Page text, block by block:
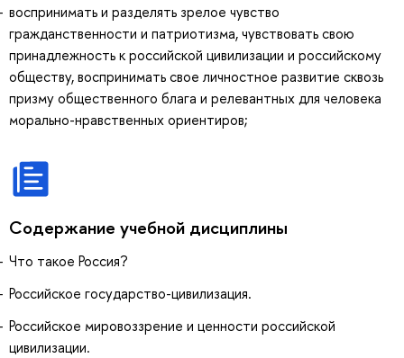
воспринимать и разделять зрелое чувство
гражданственности и патриотизма, чувствовать свою
принадлежность к российской цивилизации и российскому
обществу, воспринимать свое личностное развитие сквозь
призму общественного блага и релевантных для человека
морально-нравственных ориентиров;
Содержание учебной дисциплины
Что такое Россия?
Российское государство-цивилизация.
Российское мировоззрение и ценности российской
цивилизации.